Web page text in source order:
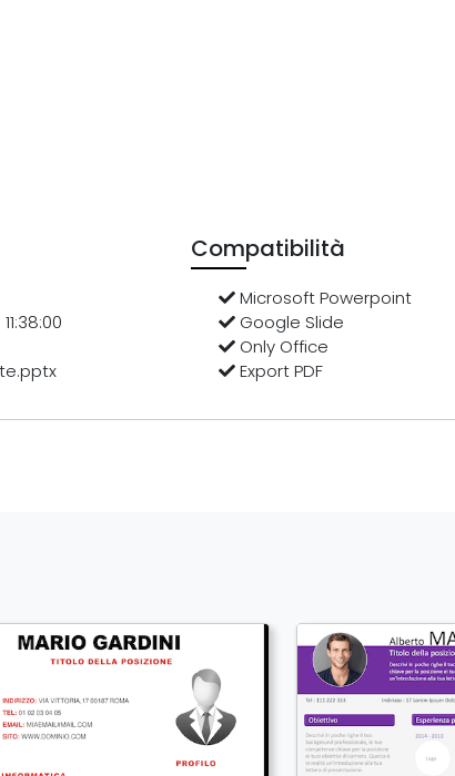
Compatibilità
Microsoft Powerpoint
Google Slide
Only Office
Export PDF